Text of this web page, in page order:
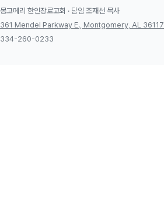
몽고메리 한인장로교회 · 담임 조재선 목사
361 Mendel Parkway E., Montgomery, AL 36117
334-260-0233